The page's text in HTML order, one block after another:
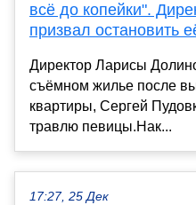
всё до копейки".
призвал остановить
Директор Ларисы
съёмном жилье после
квартиры, Сергей
травлю певицы.Нак...
17:27, 25 Дек